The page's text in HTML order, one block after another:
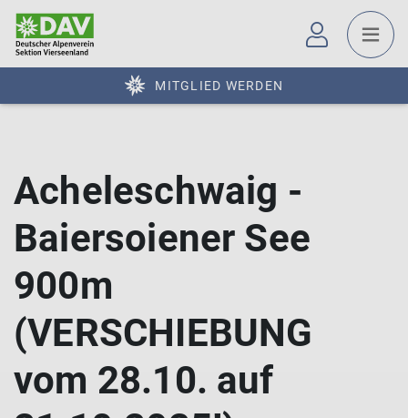
MITGLIED WERDEN
Acheleschwaig -
Baiersoiener See
900m
(VERSCHIEBUNG
vom 28.10. auf